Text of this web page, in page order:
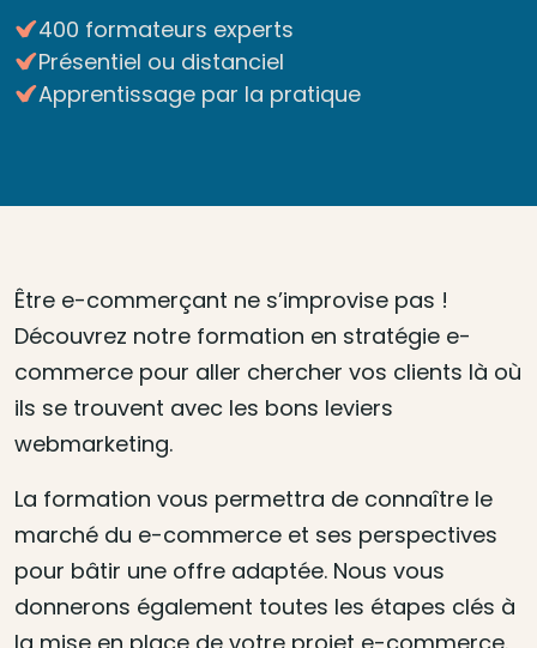
400 formateurs experts
Présentiel ou distanciel
Apprentissage par la pratique
Être e-commerçant ne s’improvise pas !
Découvrez notre formation en stratégie e-
commerce pour aller chercher vos clients là où
ils se trouvent avec les bons leviers
webmarketing.
La formation vous permettra de connaître le
marché du e-commerce et ses perspectives
pour bâtir une offre adaptée. Nous vous
donnerons également toutes les étapes clés à